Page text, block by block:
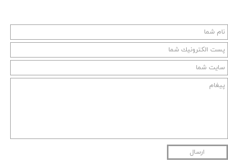
ارسال